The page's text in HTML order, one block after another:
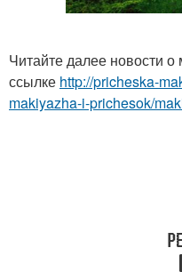
Читайте далее новости
ссылке http://pricheska-
makiyazha-i-prichesok/